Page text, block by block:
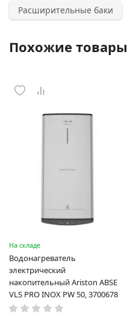
Расширительные баки
Похожие товары
На складе
Водонагреватель
электрический
накопительный Ariston ABSE
VLS PRO INOX PW 50, 3700678